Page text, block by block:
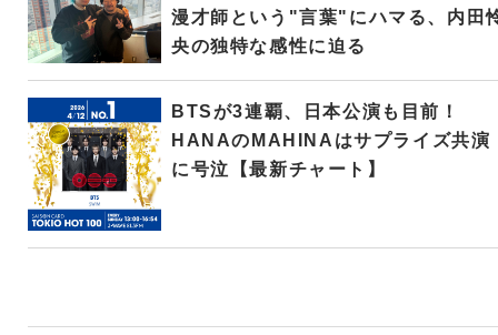
漫才師という"言葉"にハマる、内田
央の独特な感性に迫る
BTSが3連覇、日本公演も目前！
HANAのMAHINAはサプライズ共演
に号泣【最新チャート】